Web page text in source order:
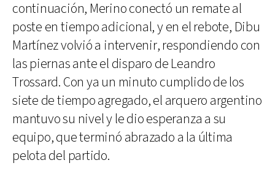
continuación, Merino conectó un remate al
poste en tiempo adicional, y en el rebote, Dibu
Martínez volvió a intervenir, respondiendo con
las piernas ante el disparo de Leandro
Trossard. Con ya un minuto cumplido de los
siete de tiempo agregado, el arquero argentino
mantuvo su nivel y le dio esperanza a su
equipo, que terminó abrazado a la última
pelota del partido.